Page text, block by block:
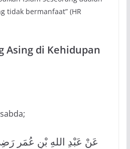
tidak bermanfaat” (HR
Asing di Kehidupan
عَنْ عَبْدِ اللهِ بْنِ عُمَر